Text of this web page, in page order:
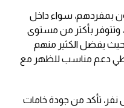
بمفردهم، سواء داخل
وتتوفر بأكثر من مستوى
حيث يفضل الكثير منهم
دعم مناسب للظهر مع
نفر، تأكد من جودة خامات